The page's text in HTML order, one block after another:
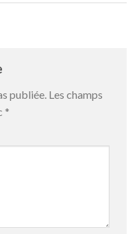
publiée. Les champs
*